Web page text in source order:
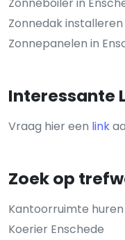
Zonnedak
Zonnepanelen in
Interessante
Vraag hier een link
Zoek op
Kantoorruimte huren
Koerier Enschede